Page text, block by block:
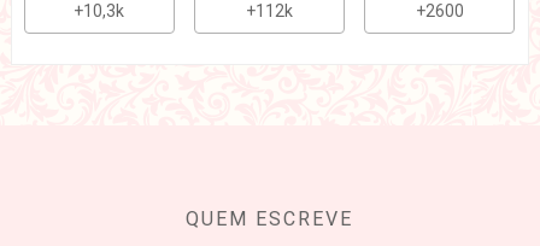
+10,3k +112k +2600
QUEM ESCREVE